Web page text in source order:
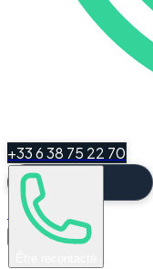
+33 6 38 75 22 70
Espace Client